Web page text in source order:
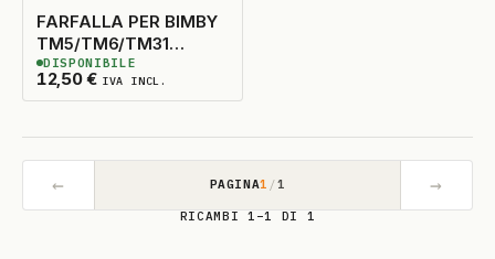
FARFALLA PER BIMBY
TM5/TM6/TM31
ORIGINALE
12,50€ IVA INCL.
3DISPONIBILI
DISPONIBILE
← PAGINA1 /1 →
RICAMBI 1–1 DI 1